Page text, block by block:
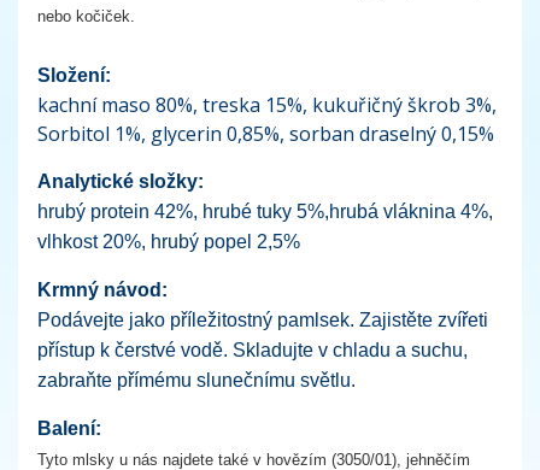
nebo kočiček.
Složení:
kachní maso 80%, treska 15%, kukuřičný škrob 3%,
Sorbitol 1%, glycerin 0,85%, sorban draselný 0,15%
Analytické složky:
hrubý protein 42%, hrubé tuky 5%,hrubá vláknina 4%,
vlhkost 20%, hrubý popel 2,5%
Krmný návod:
Podávejte jako příležitostný pamlsek. Zajistěte zvířeti
přístup k čerstvé vodě. Skladujte v chladu a suchu,
zabraňte přímému slunečnímu světlu.
Balení:
Tyto mlsky u nás najdete také v hovězím (3050/01), jehněčím